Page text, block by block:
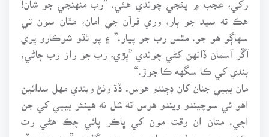
هڪ ته سيد جو ٻار، وري قرآن جي امان، مٿان سون تي
سهاڳو هو جو. مٿس رب جو پيار.” ۽ پو ٿڌو شوڪارو ڀري
آڱر آسمان ڏانهن کڻي چوندي ”ٻڙي، رب جو راز رب ڄاڻي،
بندي کي ڪا سگهه ڪا جوڙ.“
مان بيبي جنان کان ڊڄندو هوس. ڏڌ وٺڻ ويندي مهل سدائين
اهو ئي سوچيندو ويندو هوس ته شل نه هينئر بيبي کي جن
اچي. متان ان وقت مون کي ڀاڪر پائي چڪ هڻي رت
ڪڍي. وري مولوي صاحب جي هي ڳالهه، ”ڍيڍ جن وڏو